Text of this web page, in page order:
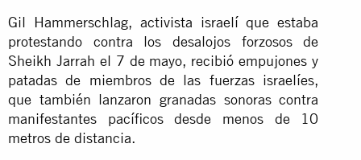
Gil Hammerschlag, activista israelí que estaba
protestando contra los desalojos forzosos de
Sheikh Jarrah el 7 de mayo, recibió empujones y
patadas de miembros de las fuerzas israelíes,
que también lanzaron granadas sonoras contra
manifestantes pacíficos desde menos de 10
metros de distancia.